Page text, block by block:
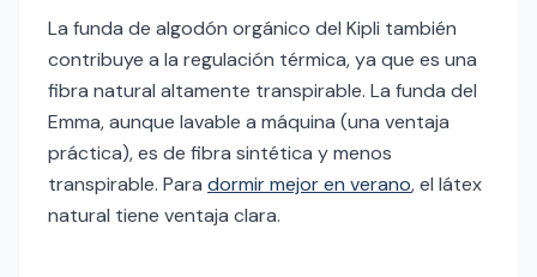
La funda de algodón orgánico del Kipli también
contribuye a la regulación térmica, ya que es una
fibra natural altamente transpirable. La funda del
Emma, aunque lavable a máquina (una ventaja
práctica), es de fibra sintética y menos
transpirable. Para dormir mejor en verano, el látex
natural tiene ventaja clara.